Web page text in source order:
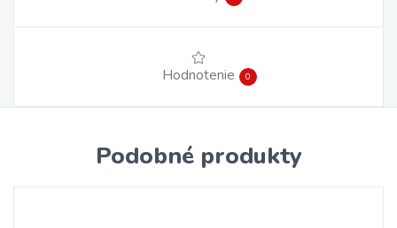
Hodnotenie 0
Podobné produkty